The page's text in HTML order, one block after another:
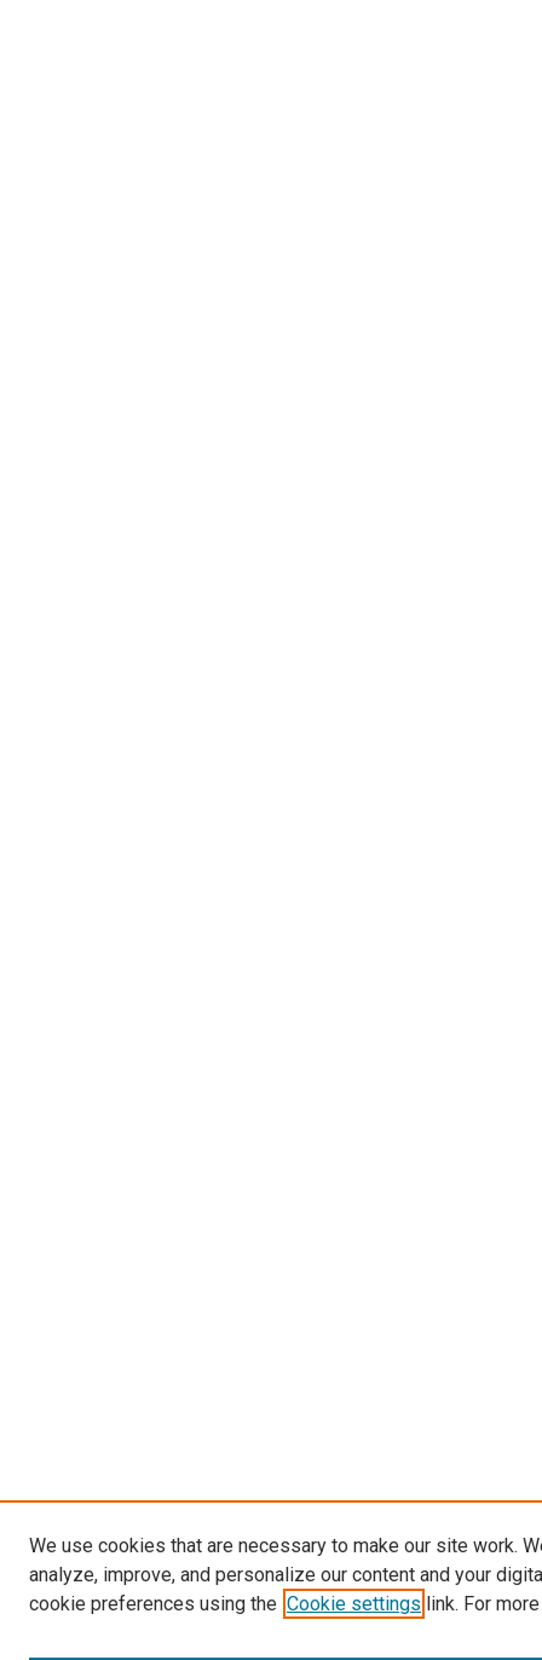
We use cookies that are necessary to make our site work.
analyze, improve, and personalize our content and your
cookie preferences using the Cookie settings link. For